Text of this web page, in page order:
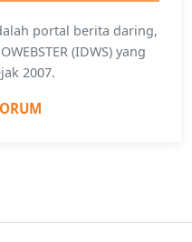
portal berita daring,
(IDWS) yang
2007.